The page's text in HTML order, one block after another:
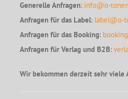
Generelle Anfragen: info@o-
Anfragen für das Label: label@o-
Anfragen für das Booking:
Anfragen für Verlag und B2B:
Wir bekommen derzeit sehr viele